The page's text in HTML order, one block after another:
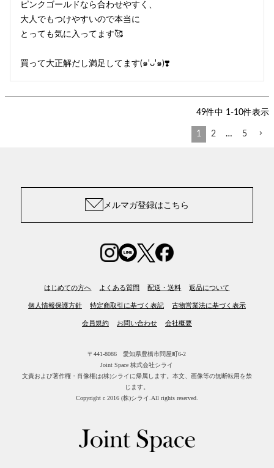
ピンクゴールドなら合わせやすく、
大人でもつけやすいので本当に
とっても気に入ってます🥰
買って大正解だし満足してます(๑'ᴗ'๑)❣️
49件中 1-10件表示
1 2 … 5
メルマガ登録はこちら
はじめての方へ よくある質問 配送・送料 返品について
個人情報保護方針 特定商取引に基づく表記 古物営業法に基づく表示
会員規約 お問い合わせ 会社概要
〒441-8086 愛知県豊橋市問屋町6-2
Joint Space 株式会社シライ
文責および著作権・肖像権は(株)シライに帰属します。 本文、画像等の無断転用を禁
じます。
Copyright c 2016 (株)シライ.All rights reserved.